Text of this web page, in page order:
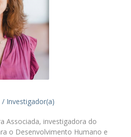
Investigador(a)
Associada, investigadora do
o Desenvolvimento Humano e